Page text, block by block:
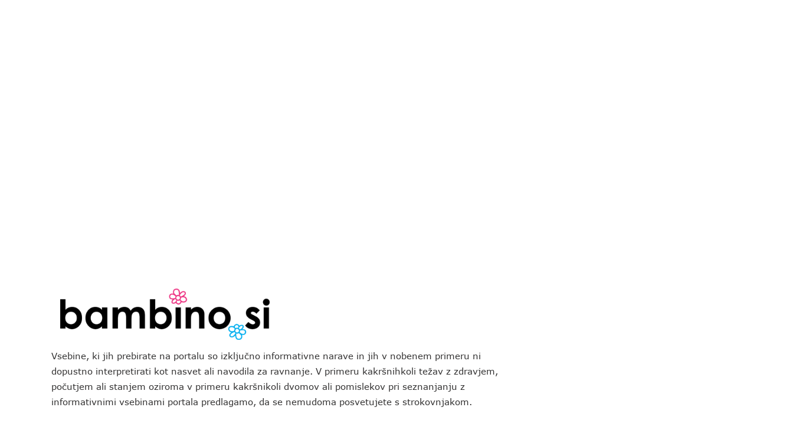
Vsebine, ki jih prebirate na portalu so izključno informativne narave in jih v nobenem primeru ni
dopustno interpretirati kot nasvet ali navodila za ravnanje. V primeru kakršnihkoli težav z zdravjem,
počutjem ali stanjem oziroma v primeru kakršnikoli dvomov ali pomislekov pri seznanjanju z
informativnimi vsebinami portala predlagamo, da se nemudoma posvetujete s strokovnjakom.